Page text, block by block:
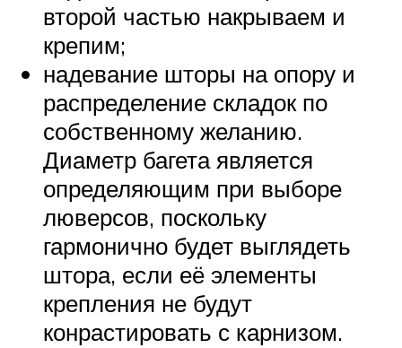
второй частью накрываем и
крепим;
надевание шторы на опору и
распределение складок по
собственному желанию.
Диаметр багета является
определяющим при выборе
люверсов, поскольку
гармонично будет выглядеть
штора, если её элементы
крепления не будут
конрастировать с карнизом.